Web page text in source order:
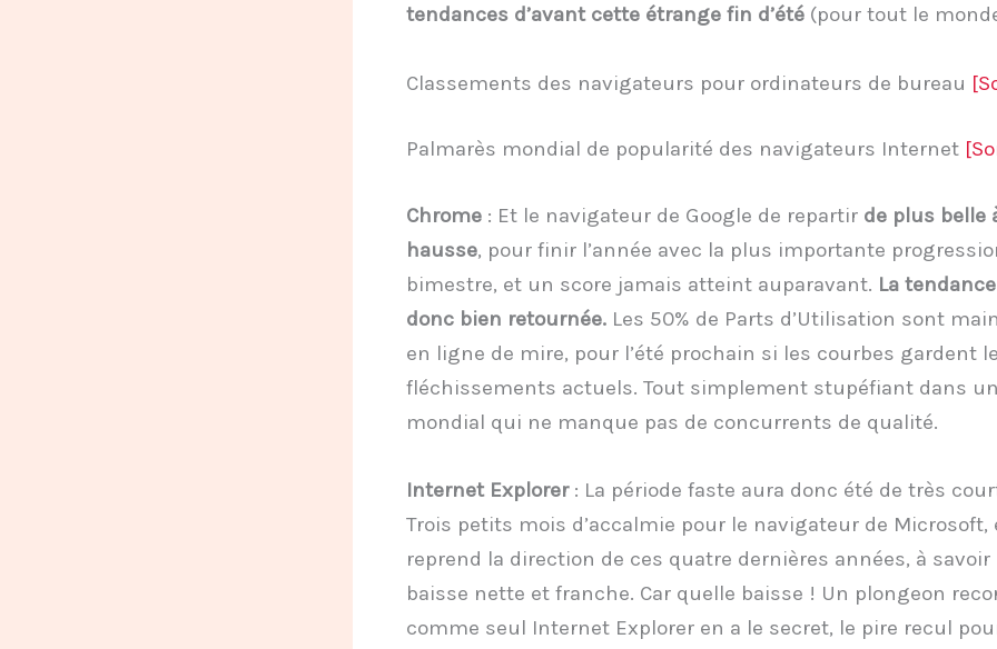
tendances d’avant cette étrange fin d’été(pour tout le
Classements des navigateurs pour ordinateurs de bureau
Palmarès mondial de popularité des navigateurs Internet
Chrome: Et le navigateur de Google de repartir de plus belle
hausse, pour finir l’année avec la plus importante
bimestre, et un score jamais atteint auparavant. La
donc bien retournée.Les 50% de Parts d’Utilisation sont
en ligne de mire, pour l’été prochain si les courbes gardent
fléchissements actuels. Tout simplement stupéfiant dans
mondial qui ne manque pas de concurrents de qualité.
Internet Explorer: La période faste aura donc été de très
Trois petits mois d’accalmie pour le navigateur de Microsoft,
reprend la direction de ces quatre dernières années, à savoir
baisse nette et franche. Car quelle baisse ! Un plongeon
comme seul Internet Explorer en a le secret, le pire recul